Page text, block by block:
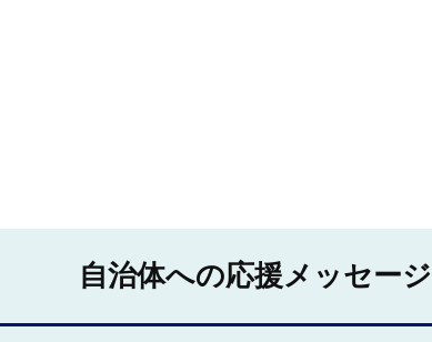
自治体への応援メッセージ